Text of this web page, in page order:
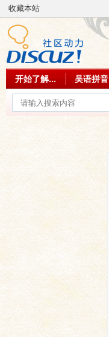
收藏本站
开始了解... 吴语拼音